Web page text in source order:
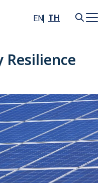
EN TH
Resilience